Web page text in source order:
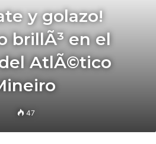
y golazo!
brillÃ³ en el
AtlÃ©tico
47